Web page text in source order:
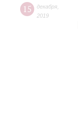
15 декабря
2019